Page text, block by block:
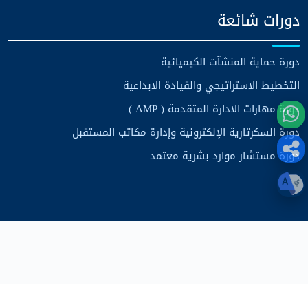
دورات شائعة
دورة حماية المنشآت الكيميائية
التخطيط الاستراتيجي والقيادة الابداعية
دورة مهارات الادارة المتقدمة ( AMP )
دورة السكرتارية الإلكترونية وإدارة مكاتب المستقبل
دورة مستشار موارد بشرية معتمد